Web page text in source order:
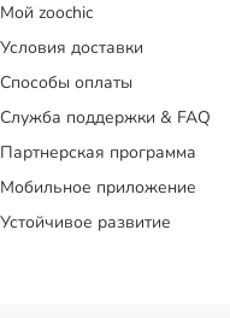
Mой zoochic
Условия доставки
Способы оплаты
Служба поддержки & FAQ
Партнерская программа
Мобильное приложение
Устойчивое развитие